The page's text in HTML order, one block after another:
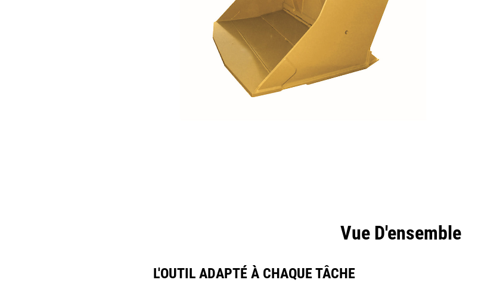
Vue D'ensemble
L'OUTIL ADAPTÉ À CHAQUE TÂCHE